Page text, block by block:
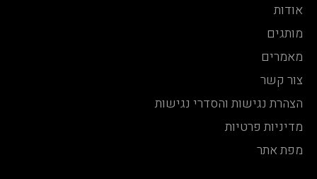
אודות
מותגים
מאמרים
צור קשר
הצהרת נגישות והסדרי נגישות
מדיניות פרטיות
מפת אתר